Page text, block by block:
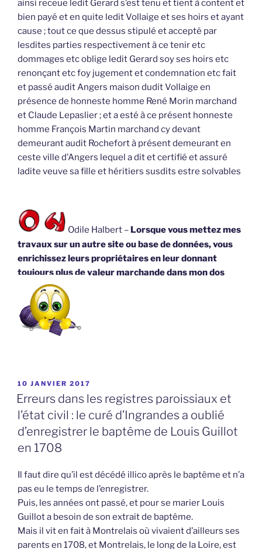
ainsi receue ledit Gerard s’est tenu et tient à content et
bien payé et en quite ledit Vollaige et ses hoirs et ayant
cause ; tout ce que dessus stipulé et accepté par
lesdites parties respectivement à ce tenir etc
dommages etc oblige ledit Gerard soy ses hoirs etc
renonçant etc foy jugement et condemnation etc fait
et passé audit Angers maison dudit Vollaige en
présence de honneste homme René Morin marchand
et Claude Lepaslier ; et a esté à ce présent honneste
homme François Martin marchand cy devant
demeurant audit Rochefort à présent demeurant en
ceste ville d’Angers lequel a dit et certifié et assuré
ladite veuve sa fille et héritiers susdits estre solvables
Odile Halbert – Lorsque vous mettez mes
travaux sur un autre site ou base de données, vous
enrichissez leurs propriétaires en leur donnant
toujours plus de valeur marchande dans mon dos
PUBLIÉ
LE
10 JANVIER 2017
Erreurs dans les registres paroissiaux et
l’état civil : le curé d’Ingrandes a oublié
d’enregistrer le baptême de Louis Guillot
en 1708
Il faut dire qu’il est décédé illico après le baptême et n’a
pas eu le temps de l’enregistrer.
Puis, les années ont passé, et pour se marier Louis
Guillot a besoin de son extrait de baptême.
Mais il vit en fait à Montrelais où vivaient d’ailleurs ses
parents en 1708, et Montrelais, le long de la Loire, est